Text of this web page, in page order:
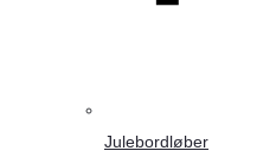
Julebordløber